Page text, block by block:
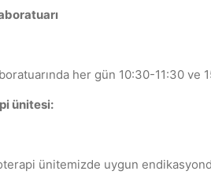
her gün 10:30-11:30 ve
ünitesi:
ünitemizde uygun